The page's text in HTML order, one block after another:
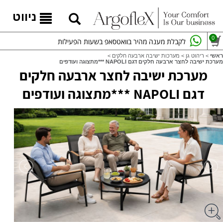
ניווט
לקבלת מענה מהיר בוואטסאפ בשעות הפעילות 0
ראשי > ריהוט גן > מערכות ישיבה ארבעה חלקים >
מערכת ישיבה לחצר ארבעה חלקים דגם NAPOLI ***מתצוגה ועודפים
מערכת ישיבה לחצר ארבעה חלקים
דגם NAPOLI ***מתצוגה ועודפים